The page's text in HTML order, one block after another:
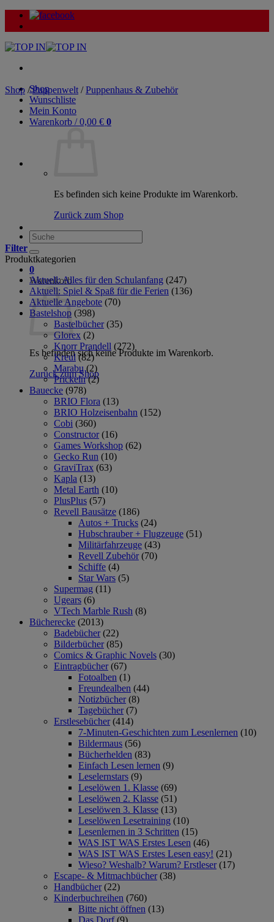
Zum
Inhalt
Shop
Wunschliste
Mein Konto
Warenkorb /0,00 € 0
Es befinden sich keine Produkte im Warenkorb.
Zurück zum Shop
Suche
nach:
0
Warenkorb
Es befinden sich keine Produkte im Warenkorb.
Zurück zum Shop
Shop / Puppenwelt / Puppenhaus & Zubehör
Filter
Produktkategorien
Aktuell: Alles für den Schulanfang (247)
Aktuell: Spiel & Spaß für die Ferien (136)
Aktuelle Angebote (70)
Bastelshop (398)
Bastelbücher (35)
Glorex (2)
Knorr Prandell (272)
Kreul (82)
Marabu (2)
Prickeln (2)
Bauecke (978)
BRIO Flora (13)
BRIO Holzeisenbahn (152)
Cobi (360)
Constructor (16)
Games Workshop (62)
Gecko Run (10)
GraviTrax (63)
Kapla (13)
Metal Earth (10)
PlusPlus (57)
Revell Bausätze (186)
Autos + Trucks (24)
Hubschrauber + Flugzeuge (51)
Militärfahrzeuge (43)
Revell Zubehör (70)
Schiffe (4)
Star Wars (5)
Supermag (11)
Ugears (6)
VTech Marble Rush (8)
Bücherecke (2013)
Badebücher (22)
Bilderbücher (85)
Comics & Graphic Novels (30)
Eintragbücher (67)
Fotoalben (1)
Freundealben (44)
Notizbücher (8)
Tagebücher (7)
Erstlesebücher (414)
7-Minuten-Geschichten zum Lesenlernen (10)
Bildermaus (56)
Bücherhelden (83)
Einfach Lesen lernen (9)
Leselernstars (9)
Leselöwen 1. Klasse (69)
Leselöwen 2. Klasse (51)
Leselöwen 3. Klasse (13)
Leselöwen Lesetraining (10)
Lesenlernen in 3 Schritten (15)
WAS IST WAS Erstes Lesen (46)
WAS IST WAS Erstes Lesen easy! (21)
Wieso? Weshalb? Warum? Erstleser (17)
Escape- & Mitmachbücher (38)
Handbücher (22)
Kinderbuchreihen (760)
Bitte nicht öffnen (13)
Das Dorf (9)